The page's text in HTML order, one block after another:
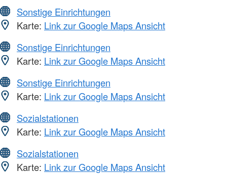
Sonstige Einrichtungen
Karte: Link zur Google Maps Ansicht
Sonstige Einrichtungen
Karte: Link zur Google Maps Ansicht
Sonstige Einrichtungen
Karte: Link zur Google Maps Ansicht
Sozialstationen
Karte: Link zur Google Maps Ansicht
Sozialstationen
Karte: Link zur Google Maps Ansicht